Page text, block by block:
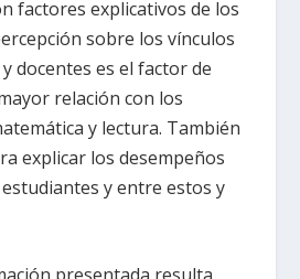
factores explicativos de los
sobre los vínculos
docentes es el factor de
relación con los
y lectura. También
explicar los desempeños
y entre estos y